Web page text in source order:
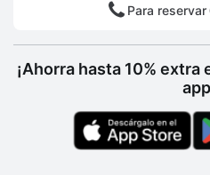
Para reservar
¡Ahorra hasta 10%